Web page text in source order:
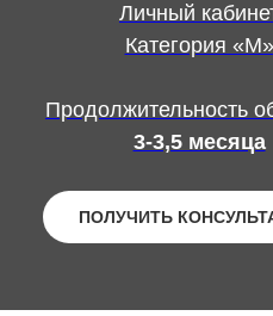
Личный
Категория «М»
Продолжительность
3-3,5 месяца
ПОЛУЧИТЬ